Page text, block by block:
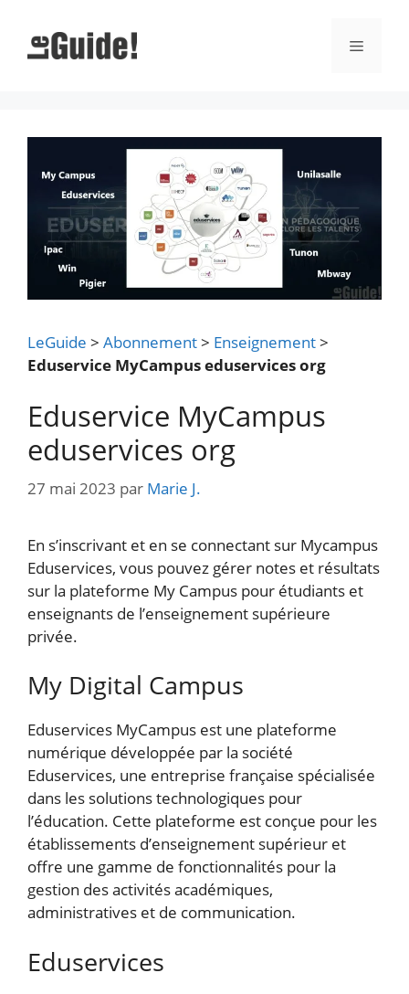
contenu
Menu
LeGuide > Abonnement> Enseignement>
Eduservice MyCampus eduservices org
Eduservice MyCampus
eduservices org
27 mai 2023 par Marie J.
En s’inscrivant et en se connectant sur Mycampus
Eduservices, vous pouvez gérer notes et résultats
sur la plateforme My Campus pour étudiants et
enseignants de l’enseignement supérieure
privée.
My Digital Campus
Eduservices MyCampus est une plateforme
numérique développée par la société
Eduservices, une entreprise française spécialisée
dans les solutions technologiques pour
l’éducation. Cette plateforme est conçue pour les
établissements d’enseignement supérieur et
offre une gamme de fonctionnalités pour la
gestion des activités académiques,
administratives et de communication.
Eduservices